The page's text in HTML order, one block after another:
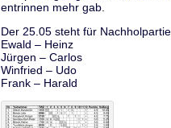
entrinnen mehr gab.
Der 25.05 steht für
Ewald – Heinz
Jürgen – Carlos
Winfried – Udo
Frank – Harald